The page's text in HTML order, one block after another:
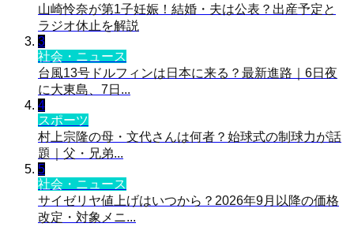
山崎怜奈が第1子妊娠！結婚・夫は公表？出産予定と
ラジオ休止を解説
3
社会・ニュース
台風13号ドルフィンは日本に来る？最新進路｜6日夜
に大東島、7日...
4
スポーツ
村上宗隆の母・文代さんは何者？始球式の制球力が話
題｜父・兄弟...
5
社会・ニュース
サイゼリヤ値上げはいつから？2026年9月以降の価格
改定・対象メニ...